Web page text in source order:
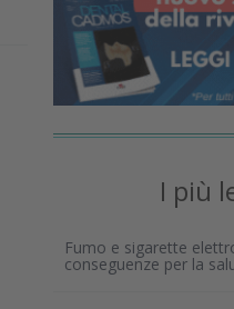
I più
Fumo e sigarette
conseguenze per la